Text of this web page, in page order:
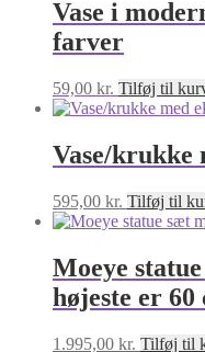
Vase i
farver
59,00 kr. Tilføj til
Vase/krukke
595,00 kr. Tilføj til
Moeye
højeste er 60
1.995,00 kr. Tilføj til